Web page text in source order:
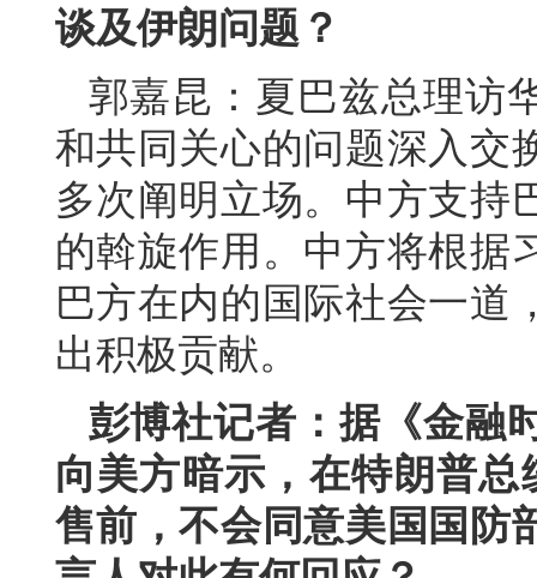
谈及伊朗问题？
郭嘉昆：夏巴兹总理访
和共同关心的问题深入交
多次阐明立场。中方支持
的斡旋作用。中方将根据
巴方在内的国际社会一道
出积极贡献。
彭博社记者：据《金融
向美方暗示，在特朗普
售前，不会同意美国国防